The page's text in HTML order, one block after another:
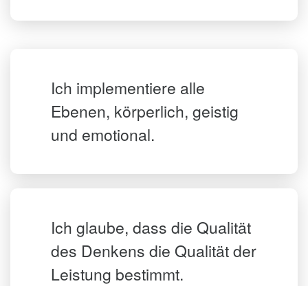
Ich implementiere alle
Ebenen, körperlich, geistig
und emotional.
Ich glaube, dass die Qualität
des Denkens die Qualität der
Leistung bestimmt.